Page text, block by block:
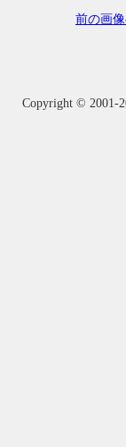
前の画
Copyright © 2001-